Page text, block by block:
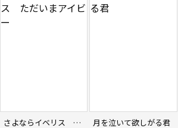
さよならイベリス ただいまアイビー 月を泣いて欲しがる君